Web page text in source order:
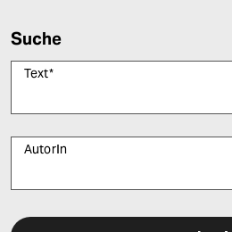
Suche
Text*
AutorIn